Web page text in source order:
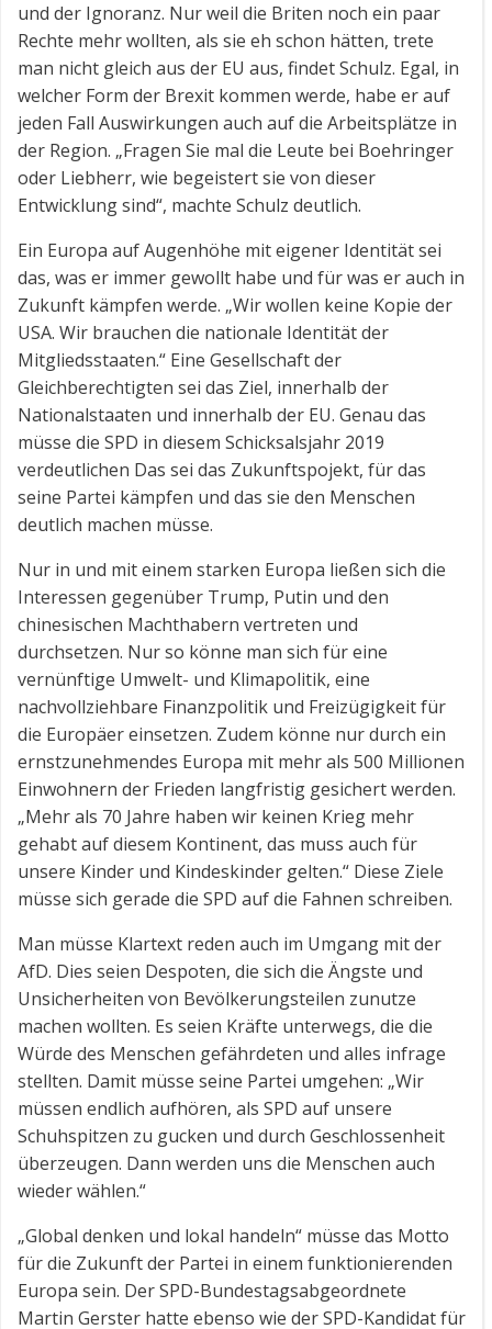
und der Ignoranz. Nur weil die Briten noch ein paar
Rechte mehr wollten, als sie eh schon hätten, trete
man nicht gleich aus der EU aus, findet Schulz. Egal, in
welcher Form der Brexit kommen werde, habe er auf
jeden Fall Auswirkungen auch auf die Arbeitsplätze in
der Region. „Fragen Sie mal die Leute bei Boehringer
oder Liebherr, wie begeistert sie von dieser
Entwicklung sind“, machte Schulz deutlich.
Ein Europa auf Augenhöhe mit eigener Identität sei
das, was er immer gewollt habe und für was er auch in
Zukunft kämpfen werde. „Wir wollen keine Kopie der
USA. Wir brauchen die nationale Identität der
Mitgliedsstaaten.“ Eine Gesellschaft der
Gleichberechtigten sei das Ziel, innerhalb der
Nationalstaaten und innerhalb der EU. Genau das
müsse die SPD in diesem Schicksalsjahr 2019
verdeutlichen Das sei das Zukunftspojekt, für das
seine Partei kämpfen und das sie den Menschen
deutlich machen müsse.
Nur in und mit einem starken Europa ließen sich die
Interessen gegenüber Trump, Putin und den
chinesischen Machthabern vertreten und
durchsetzen. Nur so könne man sich für eine
vernünftige Umwelt- und Klimapolitik, eine
nachvollziehbare Finanzpolitik und Freizügigkeit für
die Europäer einsetzen. Zudem könne nur durch ein
ernstzunehmendes Europa mit mehr als 500 Millionen
Einwohnern der Frieden langfristig gesichert werden.
„Mehr als 70 Jahre haben wir keinen Krieg mehr
gehabt auf diesem Kontinent, das muss auch für
unsere Kinder und Kindeskinder gelten.“ Diese Ziele
müsse sich gerade die SPD auf die Fahnen schreiben.
Man müsse Klartext reden auch im Umgang mit der
AfD. Dies seien Despoten, die sich die Ängste und
Unsicherheiten von Bevölkerungsteilen zunutze
machen wollten. Es seien Kräfte unterwegs, die die
Würde des Menschen gefährdeten und alles infrage
stellten. Damit müsse seine Partei umgehen: „Wir
müssen endlich aufhören, als SPD auf unsere
Schuhspitzen zu gucken und durch Geschlossenheit
überzeugen. Dann werden uns die Menschen auch
wieder wählen.“
„Global denken und lokal handeln“ müsse das Motto
für die Zukunft der Partei in einem funktionierenden
Europa sein. Der SPD-Bundestagsabgeordnete
Martin Gerster hatte ebenso wie der SPD-Kandidat für